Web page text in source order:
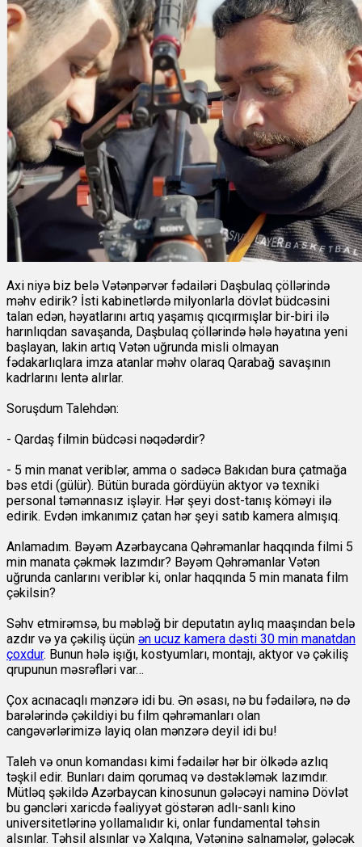
Axi niyə biz belə Vətənpərvər fədailəri Daşbulaq çöllərində
məhv edirik? İsti kabinetlərdə milyonlarla dövlət büdcəsini
talan edən, həyatlarını artıq yaşamış qıcqırmışlar bir-biri ilə
harınlıqdan savaşanda, Daşbulaq çöllərində hələ həyatına yeni
başlayan, lakin artıq Vətən uğrunda misli olmayan
fədakarlıqlara imza atanlar məhv olaraq Qarabağ savaşının
kadrlarını lentə alırlar.
Soruşdum Talehdən:
- Qardaş filmin büdcəsi nəqədərdir?
- 5 min manat veriblər, amma o sadəcə Bakıdan bura çatmağa
bəs etdi (gülür). Bütün burada gördüyün aktyor və texniki
personal təmənnasız işləyir. Hər şeyi dost-tanış köməyi ilə
edirik. Evdən imkanımız çatan hər şeyi satıb kamera almışıq.
Anlamadım. Bəyəm Azərbaycana Qəhrəmanlar haqqında filmi 5
min manata çəkmək lazımdır? Bəyəm Qəhrəmanlar Vətən
uğrunda canlarını veriblər ki, onlar haqqında 5 min manata film
çəkilsin?
Səhv etmirəmsə, bu məbləğ bir deputatın aylıq maaşından belə
azdır və ya çəkiliş üçün ən ucuz kamera dəsti 30 min manatdan
çoxdur. Bunun hələ işığı, kostyumları, montajı, aktyor və çəkiliş
qrupunun məsrəfləri var…
Çox acınacaqlı mənzərə idi bu. Ən əsası, nə bu fədailərə, nə də
barələrində çəkildiyi bu film qəhrəmanları olan
cangəvərlərimizə layiq olan mənzərə deyil idi bu!
Taleh və onun komandası kimi fədailər hər bir ölkədə azlıq
təşkil edir. Bunları daim qorumaq və dəstəkləmək lazımdır.
Mütləq şəkildə Azərbaycan kinosunun gələcəyi naminə Dövlət
bu gəncləri xaricdə fəaliyyət göstərən adlı-sanlı kino
universitetlərinə yollamalıdır ki, onlar fundamental təhsin
alsınlar. Təhsil alsınlar və Xalqına, Vətəninə salnamələr, gələcək